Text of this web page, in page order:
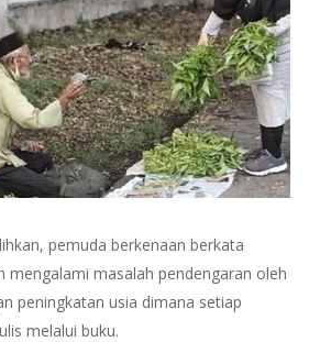
pemuda berkenaan berkata
mengalami masalah pendengaran oleh
peningkatan usia dimana setiap
melalui buku.